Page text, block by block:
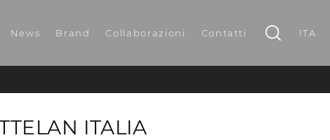
News Brand Collaborazioni Contatti ITA
ITALIA